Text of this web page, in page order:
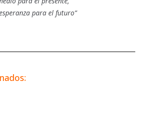
para el futuro”